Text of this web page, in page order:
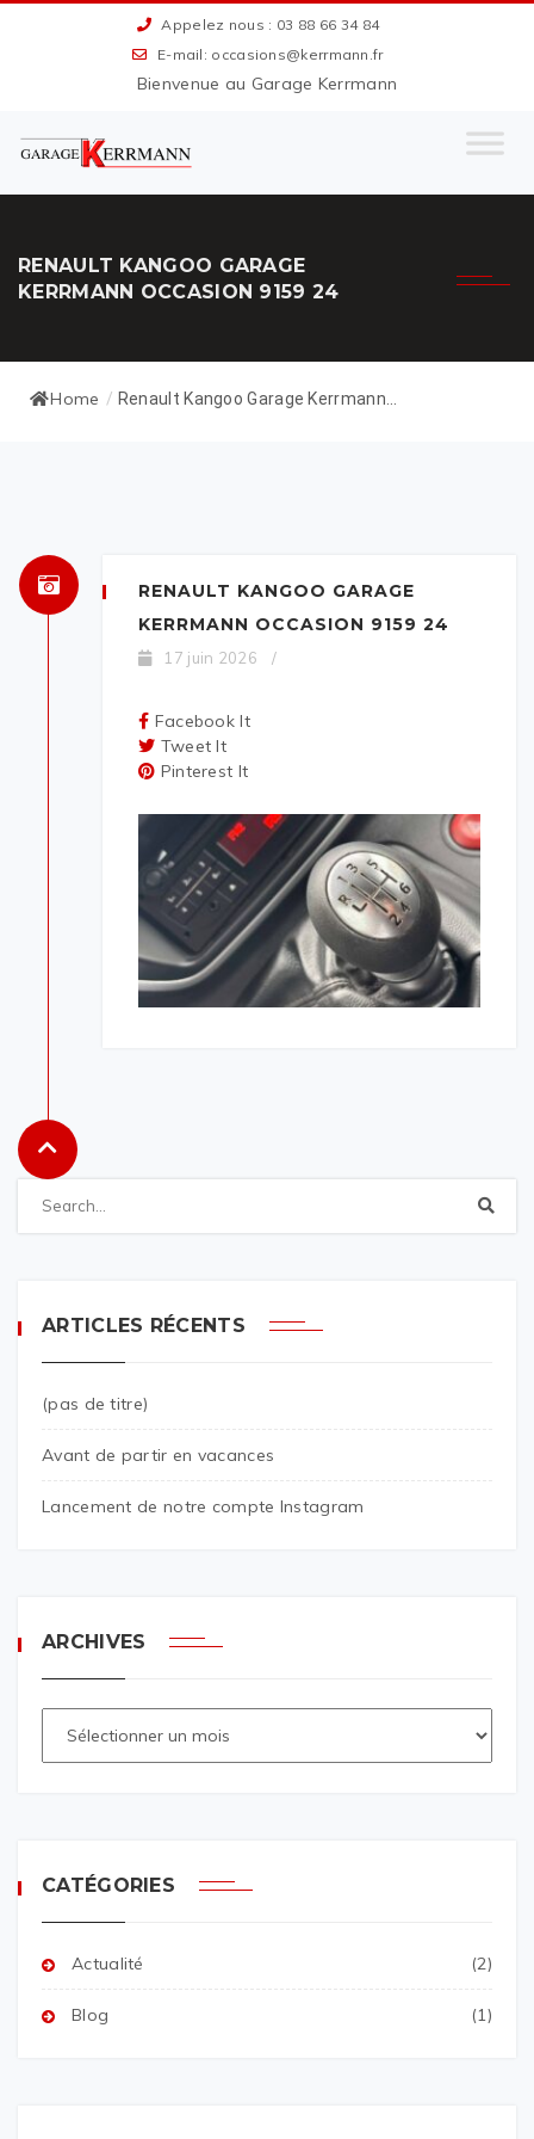
Appelez nous : 03 88 66 34 84
E-mail: occasions@kerrmann.fr
Bienvenue au Garage Kerrmann
RENAULT KANGOO GARAGE
KERRMANN OCCASION 9159 24
Home / Renault Kangoo Garage Kerrmann...
RENAULT KANGOO GARAGE
KERRMANN OCCASION 9159 24
17 juin 2026 /
Facebook It
Tweet It
Pinterest It
ARTICLES RÉCENTS
(pas de titre)
Avant de partir en vacances
Lancement de notre compte Instagram
ARCHIVES
CATÉGORIES
Actualité (2)
Blog (1)